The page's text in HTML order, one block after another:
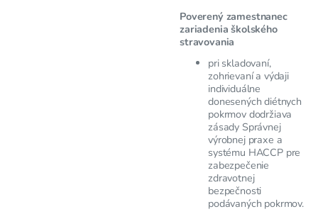
Poverený zamestnanec
zariadenia školského
stravovania
pri skladovaní,
zohrievaní a výdaji
individuálne
donesených diétnych
pokrmov dodržiava
zásady Správnej
výrobnej praxe a
systému HACCP pre
zabezpečenie
zdravotnej
bezpečnosti
podávaných pokrmov.